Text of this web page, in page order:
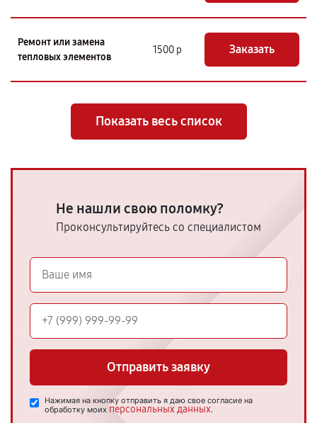
Ремонт или замена
тепловых элементов
1500 р Заказать
Показать весь список
Не нашли свою поломку?
Проконсультируйтесь со специалистом
Отправить заявку
Нажимая на кнопку отправить я даю свое согласие на
обработку моих персональных данных.